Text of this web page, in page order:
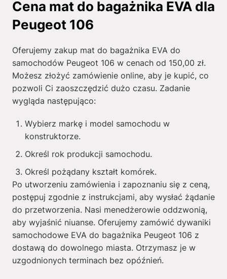
Cena mat do bagażnika EVA dla
Peugeot 106
Oferujemy zakup mat do bagażnika EVA do
samochodów Peugeot 106 w cenach od 150,00 zł.
Możesz złożyć zamówienie online, aby je kupić, co
pozwoli Ci zaoszczędzić dużo czasu. Zadanie
wygląda następująco:
Wybierz markę i model samochodu w
konstruktorze.
Określ rok produkcji samochodu.
Określ pożądany kształt komórek.
Po utworzeniu zamówienia i zapoznaniu się z ceną,
postępuj zgodnie z instrukcjami, aby wysłać żądanie
do przetworzenia. Nasi menedżerowie oddzwonią,
aby wyjaśnić niuanse. Oferujemy zamówić dywaniki
samochodowe EVA do bagażnika Peugeot 106 z
dostawą do dowolnego miasta. Otrzymasz je w
uzgodnionych terminach bez opóźnień.